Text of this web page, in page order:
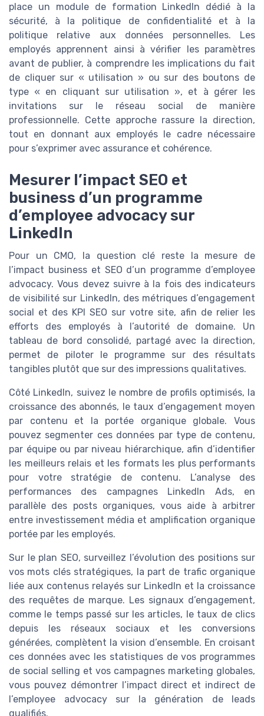
place un module de formation LinkedIn dédié à la
sécurité, à la politique de confidentialité et à la
politique relative aux données personnelles. Les
employés apprennent ainsi à vérifier les paramètres
avant de publier, à comprendre les implications du fait
de cliquer sur « utilisation » ou sur des boutons de
type « en cliquant sur utilisation », et à gérer les
invitations sur le réseau social de manière
professionnelle. Cette approche rassure la direction,
tout en donnant aux employés le cadre nécessaire
pour s’exprimer avec assurance et cohérence.
Mesurer l’impact SEO et
business d’un programme
d’employee advocacy sur
LinkedIn
Pour un CMO, la question clé reste la mesure de
l’impact business et SEO d’un programme d’employee
advocacy. Vous devez suivre à la fois des indicateurs
de visibilité sur LinkedIn, des métriques d’engagement
social et des KPI SEO sur votre site, afin de relier les
efforts des employés à l’autorité de domaine. Un
tableau de bord consolidé, partagé avec la direction,
permet de piloter le programme sur des résultats
tangibles plutôt que sur des impressions qualitatives.
Côté LinkedIn, suivez le nombre de profils optimisés, la
croissance des abonnés, le taux d’engagement moyen
par contenu et la portée organique globale. Vous
pouvez segmenter ces données par type de contenu,
par équipe ou par niveau hiérarchique, afin d’identifier
les meilleurs relais et les formats les plus performants
pour votre stratégie de contenu. L’analyse des
performances des campagnes LinkedIn Ads, en
parallèle des posts organiques, vous aide à arbitrer
entre investissement média et amplification organique
portée par les employés.
Sur le plan SEO, surveillez l’évolution des positions sur
vos mots clés stratégiques, la part de trafic organique
liée aux contenus relayés sur LinkedIn et la croissance
des requêtes de marque. Les signaux d’engagement,
comme le temps passé sur les articles, le taux de clics
depuis les réseaux sociaux et les conversions
générées, complètent la vision d’ensemble. En croisant
ces données avec les statistiques de vos programmes
de social selling et vos campagnes marketing globales,
vous pouvez démontrer l’impact direct et indirect de
l’employee advocacy sur la génération de leads
qualifiés.